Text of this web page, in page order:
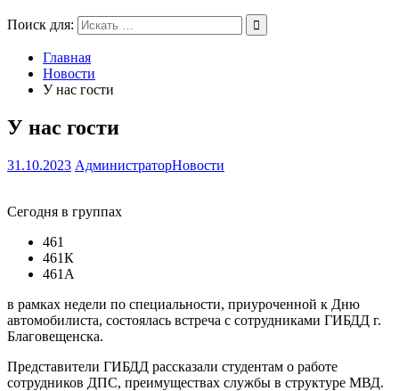
Поиск для:
Главная
Новости
У нас гости
У нас гости
31.10.2023 АдминистраторНовости
Сегодня в группах
461
461К
461А
в рамках недели по специальности, приуроченной к Дню
автомобилиста, состоялась встреча с сотрудниками ГИБДД г.
Благовещенска.
Представители ГИБДД рассказали студентам о работе
сотрудников ДПС, преимуществах службы в структуре МВД.